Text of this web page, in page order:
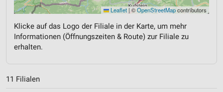
Leaflet |©OpenStreetMapcontributors
Klicke auf das Logo der Filiale in der Karte, um mehr
Informationen (Öffnungszeiten & Route) zur Filiale zu
erhalten.
11 Filialen